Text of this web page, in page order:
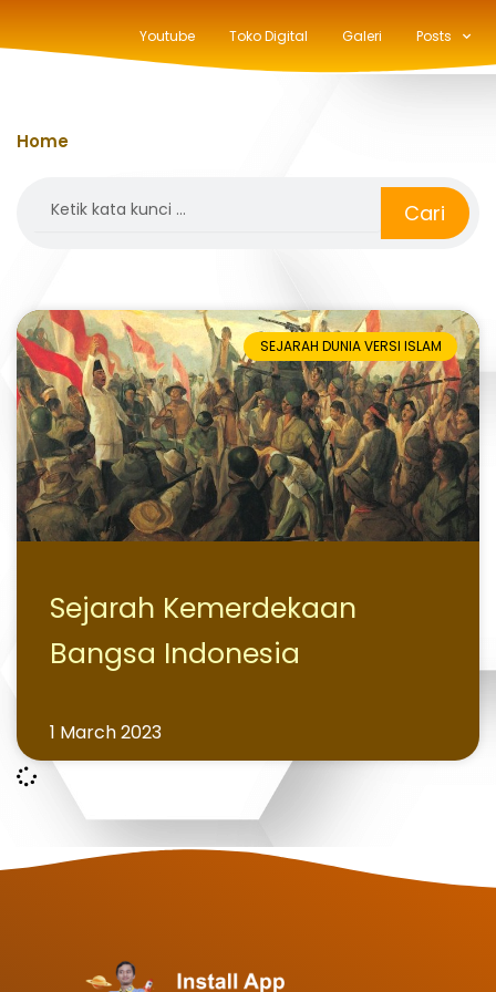
Youtube Toko Digital Galeri Posts
Home
Cari
SEJARAH DUNIA VERSI ISLAM
Sejarah Kemerdekaan
Bangsa Indonesia
1 March 2023